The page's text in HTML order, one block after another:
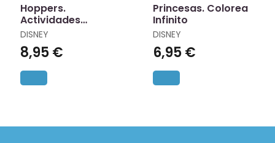
Hoppers.
Actividades
Cientificos
DISNEY
8,95 €
Princesas. Colorea
Infinito
DISNEY
6,95 €